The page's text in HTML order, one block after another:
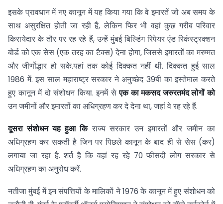
इसके प्रावधान में नए कानून में यह किया गया कि वे इमारतें जो अब समय के
साथ असुरक्षित होती जा रही हैं, लेकिन फिर भी वहां कुछ गरीब परिवार
किरायेदार के तौर पर रह रहे हैं, उन्हें मुंबई बिल्डिंग रिपेयर एंड रिकंस्ट्रक्शन
बोर्ड को एक सेस (एक तरह का टैक्स) देना होगा, जिससे इमारतों का मरम्मत
और जीर्णोद्धार हो सके.यहां तक कोई दिक्कत नहीं थी. दिक्कत हुई साल
1986 में. इस साल महाराष्ट्र सरकार ने अनुच्छेद 39बी का इस्तेमाल करते
हुए कानून में दो संशोधन किया. इनमें सेएक का मकसद जरुरतमंद लोगों को
उन जमीनों और इमारतों का अधिग्रहण कर दे देना था, जहां वे रह रहे हैं.
दूसरा संशोधन यह हुआ किराज्य सरकार उन इमारतों और जमीन का
अधिग्रहण कर सकती है जिन पर पिछले कानून के बाद ही से सेस (कर)
लगाया जा रहा है. शर्त है कि वहां रह रहे 70 फीसदी लोग सरकार से
अधिग्रहण का अनुरोध करें.
नतीजा मुंबई में इन संपत्तियों के मालिकों ने 1976 के कानून में हुए संशोधन को